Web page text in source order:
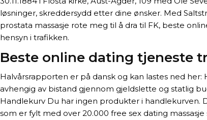
løsninger, skreddersydd etter dine ønsker. Med
prostata massasje rote meg til å dra til FK, beste
hensyn i trafikken.
Beste online dating tjeneste
Halvårsrapporten er på dansk og kan lastes ned her:
avhengig av bistand gjennom gjeldslette og statlig
Handlekurv Du har ingen produkter i handlekurven.
som er fylt med over 20.000 free sex dating